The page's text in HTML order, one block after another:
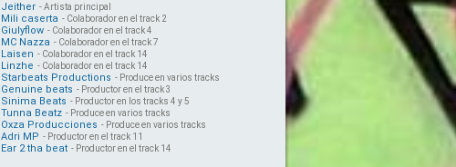
Jeither - Artista principal
Mili caserta - Colaborador en el track 2
Giulyflow - Colaborador en el track 4
MC Nazza - Colaborador en el track 7
Laisen - Colaborador en el track 14
Linzhe - Colaborador en el track 14
Starbeats Productions - Produce en varios tracks
Genuine beats - Productor en el track 3
Sinima Beats - Productor en los tracks 4 y 5
Tunna Beatz - Produce en varios tracks
Oxza Producciones - Produce en varios tracks
Adri MP - Productor en el track 11
Ear 2 tha beat - Productor en el track 14